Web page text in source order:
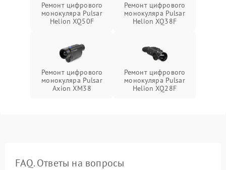
Ремонт цифрового
монокуляра Pulsar
Helion XQ50F
Ремонт цифрового
монокуляра Pulsar
Helion XQ38F
Ремонт цифрового
монокуляра Pulsar
Axion XM38
Ремонт цифрового
монокуляра Pulsar
Helion XQ28F
FAQ. Ответы на вопросы